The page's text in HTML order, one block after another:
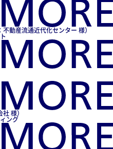
動産流通近代化センター 様）
様）
ング